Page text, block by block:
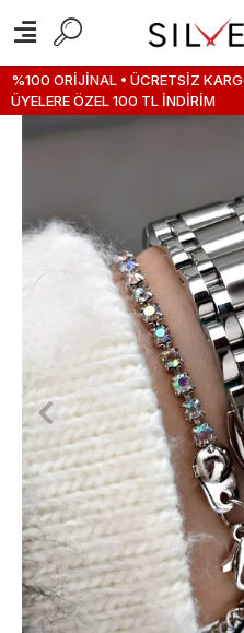
%100 ORİJİNAL • ÜCRETSİZ
ÜYELERE ÖZEL 100 TL İNDİRİM